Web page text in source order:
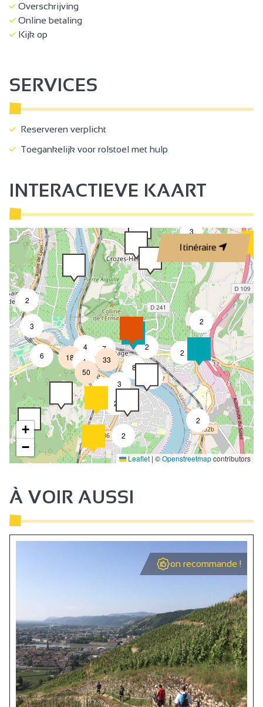
Overschrijving
Online betaling
Kijk op
SERVICES
Reserveren verplicht
Toegankelijk voor rolstoel met hulp
INTERACTIEVE KAART
Itinéraire
2
2
2
2
3
2
2
8
2
3
6
4
4
18
7
2
3
50
33
+
−
Leaflet |©Openstreetmapcontributors
À VOIR AUSSI
on recommande !